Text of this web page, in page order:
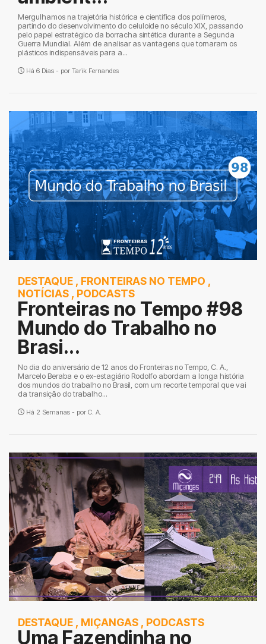
Mergulhamos na trajetória histórica e científica dos polímeros,
partindo do desenvolvimento do celuloide no século XIX, passando
pelo papel estratégico da borracha sintética durante a Segunda
Guerra Mundial. Além de analisar as vantagens que tornaram os
plásticos indispensáveis para a...
Há 6 Dias - por Tarik Fernandes
DESTAQUE , FRONTEIRAS NO TEMPO ,
NOTÍCIAS , PODCASTS
Fronteiras no Tempo #98
Mundo do Trabalho no
Brasi...
No dia do aniversário de 12 anos do Fronteiras no Tempo, C. A.,
Marcelo Beraba e o ex-estagiário Rodolfo abordam a longa história
dos mundos do trabalho no Brasil, com um recorte temporal que vai
da transição do trabalho...
Há 2 Semanas - por C. A.
DESTAQUE , MIÇANGAS , PODCASTS
Uma Fazendinha no